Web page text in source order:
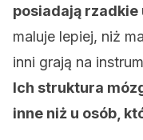
posiadają
maluje lepiej, niż
inni grają na
Ich struktura
inne niż u osób,